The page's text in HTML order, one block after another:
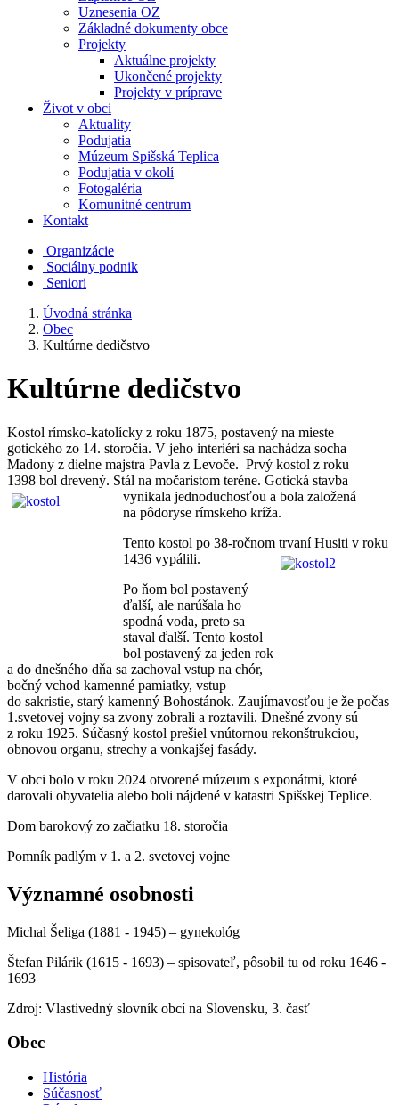
Uznesenia OZ
Základné dokumenty obce
Projekty
Aktuálne projekty
Ukončené projekty
Projekty v príprave
Život v obci
Aktuality
Podujatia
Múzeum Spišská Teplica
Podujatia v okolí
Fotogaléria
Komunitné centrum
Kontakt
Organizácie
Sociálny podnik
Seniori
Úvodná stránka
Obec
Kultúrne dedičstvo
Kultúrne dedičstvo
Kostol rímsko-katolícky z roku 1875, postavený na mieste
gotického zo 14. storočia. V jeho interiéri sa nachádza socha
Madony z dielne majstra Pavla z Levoče. Prvý kostol z roku
1398 bol drevený. Stál na močaristom teréne. Gotická stavba
vynikala jednoduchosťou a bola založená
na pôdoryse rímskeho kríža.
Tento kostol po 38-ročnom trvaní Husiti v roku
1436 vypálili.
Po ňom bol postavený
ďalší, ale narúšala ho
spodná voda, preto sa
staval ďalší. Tento kostol
bol postavený za jeden rok
a do dnešného dňa sa zachoval vstup na chór,
bočný vchod kamenné pamiatky, vstup
do sakristie, starý kamenný Bohostánok. Zaujímavosťou je že počas
1.svetovej vojny sa zvony zobrali a roztavili. Dnešné zvony sú
z roku 1925. Súčasný kostol prešiel vnútornou rekonštrukciou,
obnovou organu, strechy a vonkajšej fasády.
V obci bolo v roku 2024 otvorené múzeum s exponátmi, ktoré
darovali obyvatelia alebo boli nájdené v katastri Spišskej Teplice.
Dom barokový zo začiatku 18. storočia
Pomník padlým v 1. a 2. svetovej vojne
Významné osobnosti
Michal Šeliga (1881 - 1945) – gynekológ
Štefan Pilárik (1615 - 1693) – spisovateľ, pôsobil tu od roku 1646 -
1693
Zdroj: Vlastivedný slovník obcí na Slovensku, 3. časť
Obec
História
Súčasnosť